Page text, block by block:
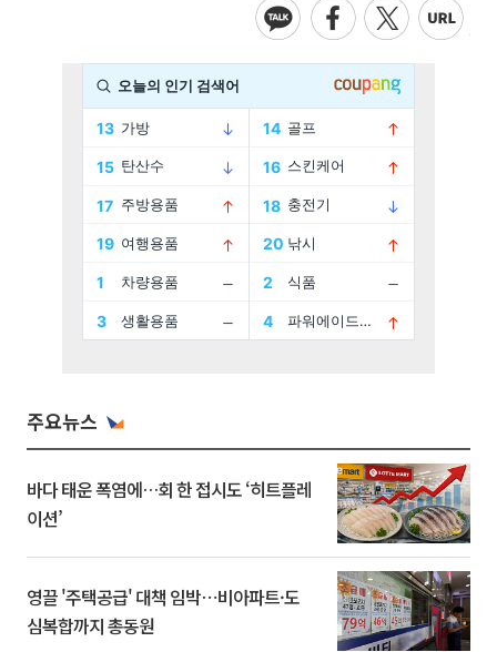
주요뉴스
바다 태운 폭염에…회 한 접시도 ‘히트플레
이션’
영끌 '주택공급' 대책 임박⋯비아파트·도
심복합까지 총동원